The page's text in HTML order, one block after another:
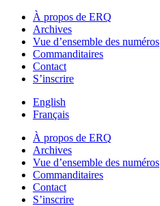
À propos de ERQ
Archives
Vue d’ensemble des numéros
Commanditaires
Contact
S’inscrire
English
Français
À propos de ERQ
Archives
Vue d’ensemble des numéros
Commanditaires
Contact
S’inscrire